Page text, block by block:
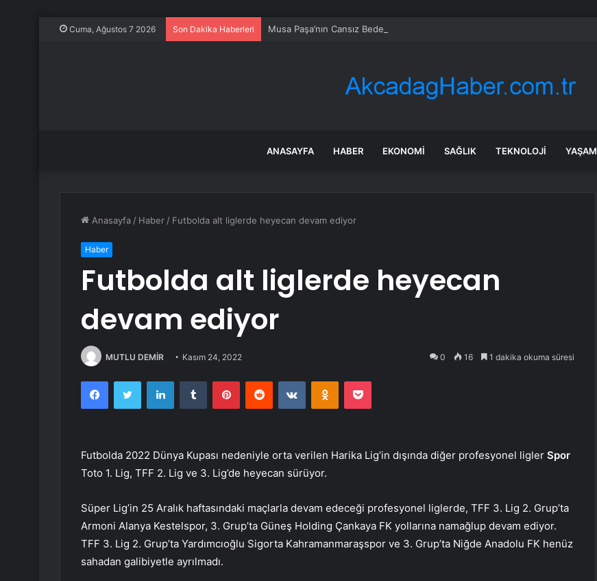
Cuma, Ağustos 7 2026 Son Dakika Haberleri Musa Paşa’nın Cansız Bedeni Bulundu
ANASAYFA HABER EKONOMI SAĞLIK TEKNOLOJI YAŞAM
Anasayfa / Haber / Futbolda alt liglerde heyecan devam ediyor
Haber
Futbolda alt liglerde heyecan
devam ediyor
MUTLU DEMİR Kasım 24, 2022 0 16 1 dakika okuma süresi
FacebookTwitter LinkedInTumblr PinterestReddit VKontakteOdnoklassniki
Pocket
Futbolda 2022 Dünya Kupası nedeniyle orta verilen Harika Lig’in dışında diğer profesyonel ligler Spor
Toto 1. Lig, TFF 2. Lig ve 3. Lig’de heyecan sürüyor.
Süper Lig’in 25 Aralık haftasındaki maçlarla devam edeceği profesyonel liglerde, TFF 3. Lig 2. Grup’ta
Armoni Alanya Kestelspor, 3. Grup’ta Güneş Holding Çankaya FK yollarına namağlup devam ediyor.
TFF 3. Lig 2. Grup’ta Yardımcıoğlu Sigorta Kahramanmaraşspor ve 3. Grup’ta Niğde Anadolu FK henüz
sahadan galibiyetle ayrılmadı.